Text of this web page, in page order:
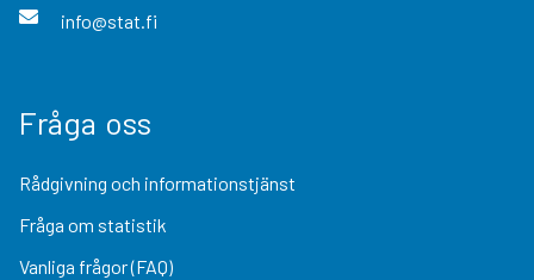
info@stat.fi
Fråga oss
Rådgivning och informationstjänst
Fråga om statistik
Vanliga frågor (FAQ)